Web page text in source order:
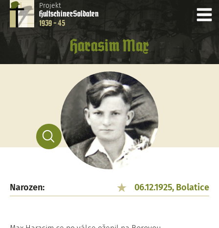
Projekt
HultschinerSoldaten
1939 - 45
Harasim Max
Narozen: 06.12.1925, Bolatice